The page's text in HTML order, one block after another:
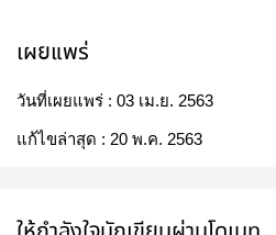
เผยแพร่
วันที่เผยแพร่ : 03 เม.ย. 2563
แก้ไขล่าสุด : 20 พ.ค. 2563